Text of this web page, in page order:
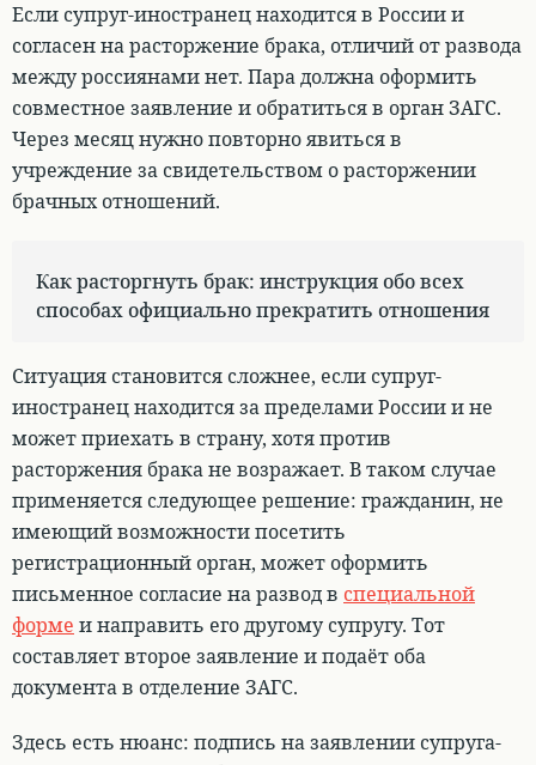
Если супруг-иностранец находится в России и
согласен на расторжение брака, отличий от развода
между россиянами нет. Пара должна оформить
совместное заявление и обратиться в орган ЗАГС.
Через месяц нужно повторно явиться в
учреждение за свидетельством о расторжении
брачных отношений.
Как расторгнуть брак: инструкция обо всех
способах официально прекратить отношения
Ситуация становится сложнее, если супруг-
иностранец находится за пределами России и не
может приехать в страну, хотя против
расторжения брака не возражает. В таком случае
применяется следующее решение: гражданин, не
имеющий возможности посетить
регистрационный орган, может оформить
письменное согласие на развод в специальной
форме и направить его другому супругу. Тот
составляет второе заявление и подаёт оба
документа в отделение ЗАГС.
Здесь есть нюанс: подпись на заявлении супруга-